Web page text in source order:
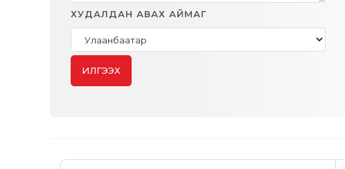
ХУДАЛДАН АВАХ АЙМАГ
ИЛГЭЭХ